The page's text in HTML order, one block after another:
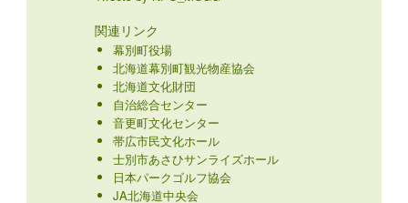
関連リンク
幕別町役場
北海道幕別町観光物産協会
北海道文化財団
自治総合センター
音更町文化センター
帯広市民文化ホール
士別市あさひサンライズホール
日本パークゴルフ協会
JA北海道中央会